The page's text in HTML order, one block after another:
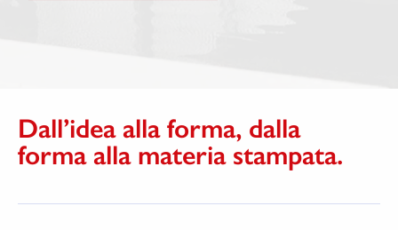
Dall’idea alla forma, dalla
forma alla materia stampata.